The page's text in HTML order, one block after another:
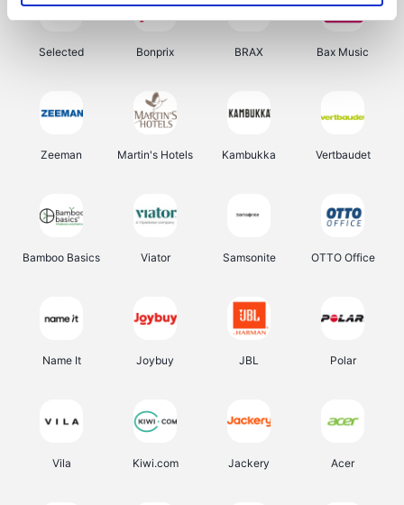
Selected Bonprix BRAX Bax Music
Zeeman Martin's Hotels Kambukka Vertbaudet
Bamboo Basics Viator Samsonite OTTO Office
Name It Joybuy JBL Polar
Vila Kiwi.com Jackery Acer